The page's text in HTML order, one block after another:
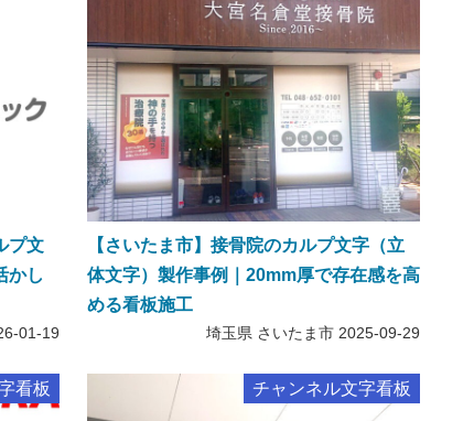
プ文
かし
01-19
【さいたま市】接骨院のカルプ文字（立
体文字）製作事例｜20mm厚で存在感を高
める看板施工
埼玉県 さいたま市 2025-09-29
看板 チャンネル文字看板